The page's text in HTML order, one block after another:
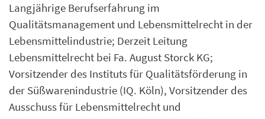
Langjährige Berufserfahrung im
Qualitätsmanagement und Lebensmittelrecht in der
Lebensmittelindustrie; Derzeit Leitung
Lebensmittelrecht bei Fa. August Storck KG;
Vorsitzender des Instituts für Qualitätsförderung in
der Süßwarenindustrie (IQ. Köln), Vorsitzender des
Ausschuss für Lebensmittelrecht und